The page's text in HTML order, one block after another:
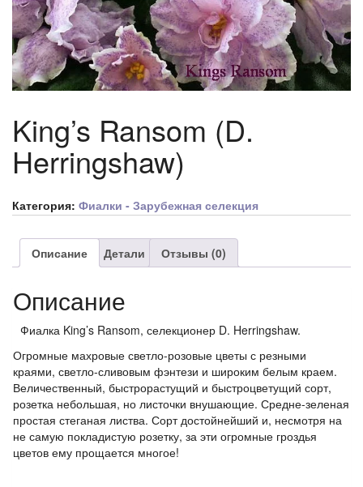
King’s Ransom (D.
Herringshaw)
Категория: Фиалки - Зарубежная селекция
Описание Детали Отзывы (0)
Описание
Фиалка King’s Ransom, селекционер D. Herringshaw.
Огромные махровые светло-розовые цветы с резными
краями, светло-сливовым фэнтези и широким белым краем.
Величественный, быстрорастущий и быстроцветущий сорт,
розетка небольшая, но листочки внушающие. Средне-зеленая
простая стеганая листва. Сорт достойнейший и, несмотря на
не самую покладистую розетку, за эти огромные гроздья
цветов ему прощается многое!